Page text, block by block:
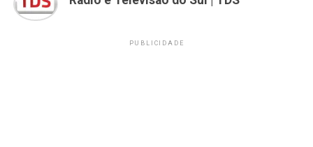
PUBLICIDADE